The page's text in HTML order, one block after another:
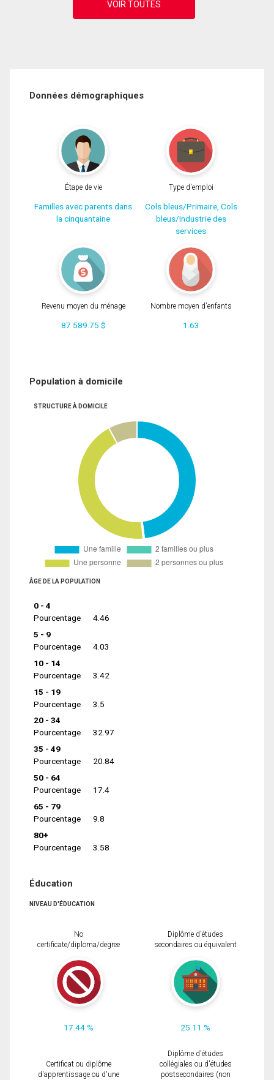
Données démographiques
Étape de vie
Familles avec parents dans
la cinquantaine
Type d'emploi
Cols bleus/Primaire, Cols
bleus/Industrie des
services
Revenu moyen du ménage
87 589.75 $
Nombre moyen d'enfants
1.63
Population à domicile
STRUCTURE À DOMICILE
ÂGE DE LA POPULATION
0 - 4
Pourcentage
4.46
5 - 9
Pourcentage
4.03
10 - 14
Pourcentage
3.42
15 - 19
Pourcentage
3.5
20 - 34
Pourcentage
32.97
35 - 49
Pourcentage
20.84
50 - 64
Pourcentage
17.4
65 - 79
Pourcentage
9.8
80+
Pourcentage
3.58
Éducation
NIVEAU D'ÉDUCATION
No
certificate/diploma/degree
17.44 %
Diplôme d'études
secondaires ou équivalent
25.11 %
Certificat ou diplôme
d'apprentissage ou d'une
Diplôme d'études
collégiales ou d'études
postsecondaires (non